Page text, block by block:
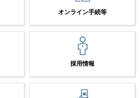
オンライン手続等
採用情報